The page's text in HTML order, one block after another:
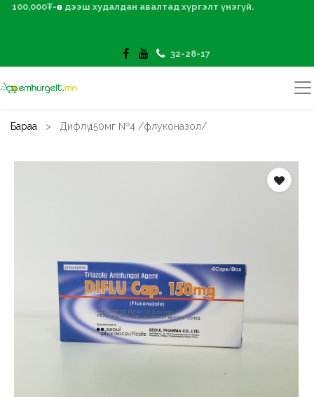
100,000₮-өөс дээш худалдан авалтад хүргэлт үнэгүй.
32-28-17
Бараа Дифлү 150мг №4 /флуконазол/